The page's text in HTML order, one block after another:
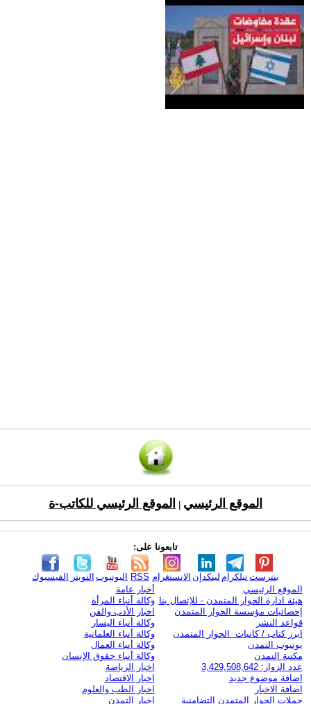
الموقع الرئيسي الموقع الرئيسي للكاتب-ة
تابعونا على:
الفيسبوك التويتر اليوتيوب RSS الانستغرام لينكدإن تيلكرامبنترست
الموقع الرئيسي
هيئة ادارة الحوار المتمدن - للإتصال بنا
إحصائيات مؤسسة الحوار المتمدن
قواعد النشر
ابرز كتاب / كاتبات الحوار المتمدن
يوتيوب التمدن
مكتبة التمدن
عدد الزوار: 3,429,508,642
اضافة موضوع جديد
اضافة الاخبار
حملات الحوار المتمدن التضامنية
أخبار عامة
وكالة أنباء المرأة
اخبار الأدب والفن
وكالة أنباء اليسار
وكالة أنباء العلمانية
وكالة أنباء العمال
وكالة أنباء حقوق الإنسان
اخبار الرياضة
اخبار الاقتصاد
اخبار الطب والعلوم
اخبار التمدن